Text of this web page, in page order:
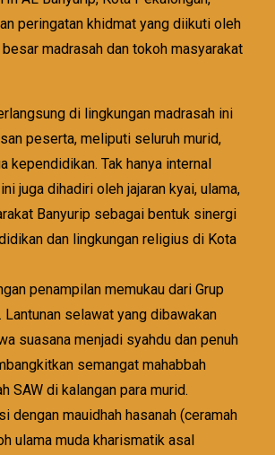
peringatan khidmat yang diikuti oleh
madrasah dan tokoh masyarakat
di lingkungan madrasah ini
peserta, meliputi seluruh murid,
kependidikan. Tak hanya internal
juga dihadiri oleh jajaran kyai, ulama,
Banyurip sebagai bentuk sinergi
dan lingkungan religius di Kota
penampilan memukau dari Grup
Lantunan selawat yang dibawakan
suasana menjadi syahdu dan penuh
semangat mahabbah
SAW di kalangan para murid.
dengan mauidhah hasanah (ceramah
ulama muda kharismatik asal